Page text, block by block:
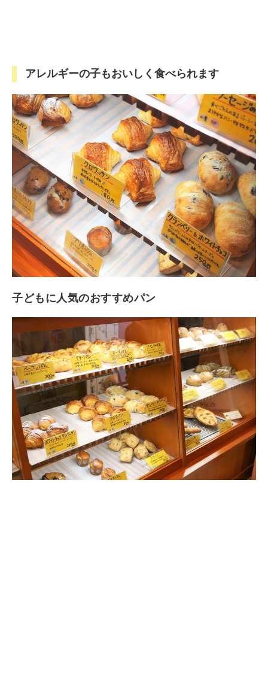
アレルギーの子もおいしく食べられます
子どもに人気のおすすめパン